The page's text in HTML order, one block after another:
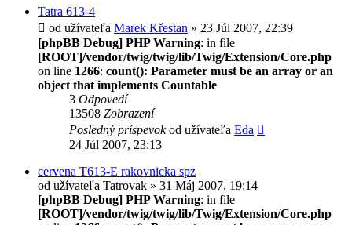
Tatra 613-4
od užívateľa Marek Křestan » 23 Júl 2007, 22:39
[phpBB Debug] PHP Warning: in file
[ROOT]/vendor/twig/twig/lib/Twig/Extension/Core.php
on line 1266: count(): Parameter must be an array or an
object that implements Countable
3 Odpovedí
13508 Zobrazení
Posledný príspevokod užívateľa Eda
24 Júl 2007, 23:13
cervena T613-E rakovnicka spz
od užívateľa Tatrovak » 31 Máj 2007, 19:14
[phpBB Debug] PHP Warning: in file
[ROOT]/vendor/twig/twig/lib/Twig/Extension/Core.php